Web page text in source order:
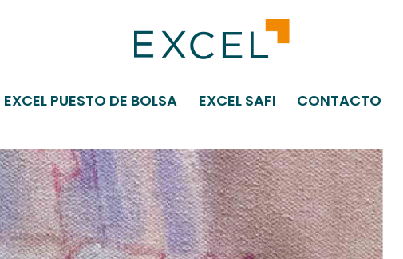
EXCEL PUESTO DE BOLSA EXCEL SAFI CONTACTO